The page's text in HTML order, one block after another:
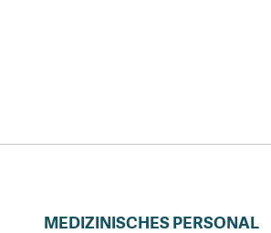
MEDIZINISCHES PERSONAL